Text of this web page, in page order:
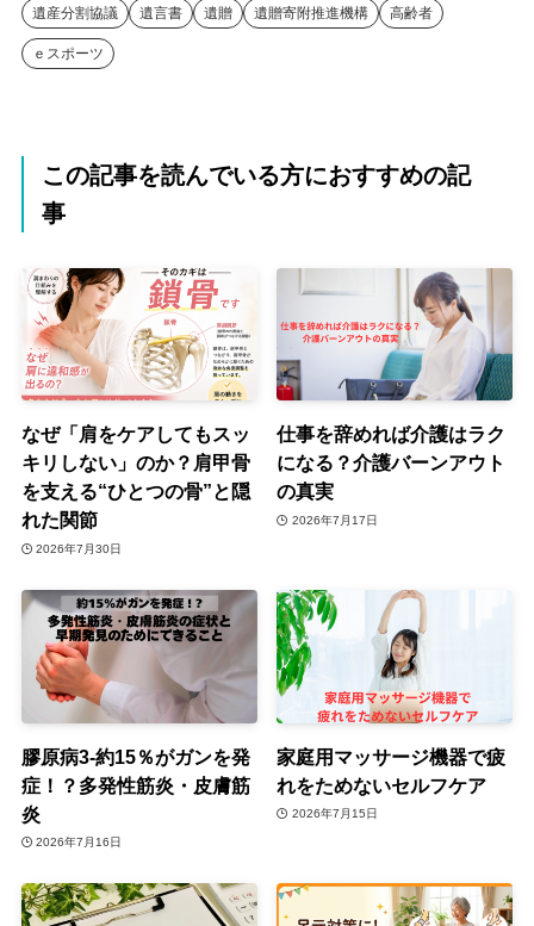
遺産分割協議 遺言書 遺贈 遺贈寄附推進機構 高齢者
ｅスポーツ
この記事を読んでいる方におすすめの記
事
なぜ「肩をケアしてもスッ
キリしない」のか？肩甲骨
を支える“ひとつの骨”と隠
れた関節
2026年7月30日
仕事を辞めれば介護はラク
になる？介護バーンアウト
の真実
2026年7月17日
膠原病3-約15％がガンを発
症！？多発性筋炎・皮膚筋
炎
2026年7月16日
家庭用マッサージ機器で疲
れをためないセルフケア
2026年7月15日